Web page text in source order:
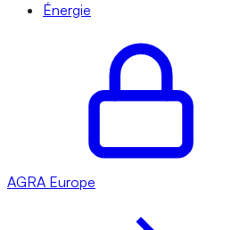
Énergie
AGRA Europe